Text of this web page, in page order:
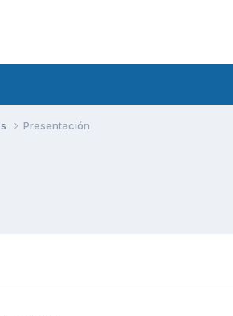
Presentación